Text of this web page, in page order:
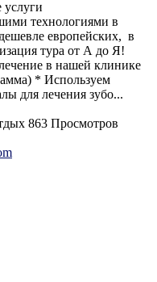
услуги
технологиями в
европейских, в
тура от А до Я!
в нашей клинике
* Используем
для лечения зубо...
863 Просмотров